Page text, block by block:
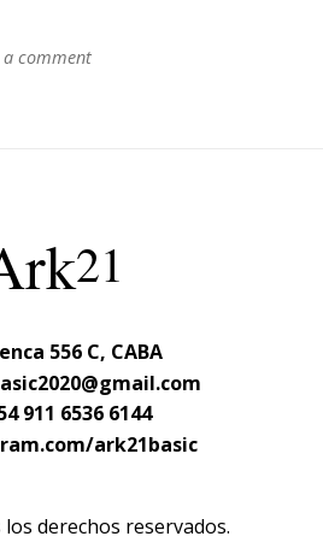
a comment
21
556 C, CABA
911 6536 6144
ark21basic
los derechos reservados.